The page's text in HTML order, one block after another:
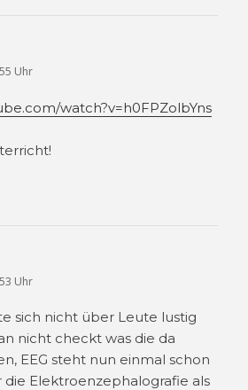
Uhr
watch?v=h0FPZolbYns
Uhr
sich nicht über Leute lustig
nicht checkt was die da
EEG steht nun einmal schon
die Elektroenzephalografie als